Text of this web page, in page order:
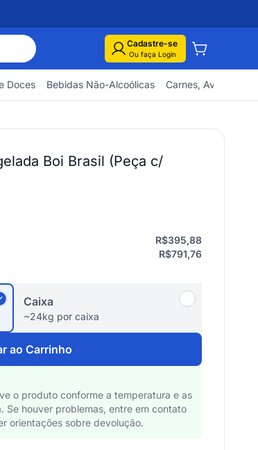
Cadastre-se
Ou faça Login
Doces Bebidas Não-Alcoólicas Carnes, Aves e
Boi Brasil (Peça c/
R$395,88
R$791,76
Caixa
~24kg por caixa
ao Carrinho
o produto conforme a temperatura e as
Se houver problemas, entre em contato
orientações sobre devolução.